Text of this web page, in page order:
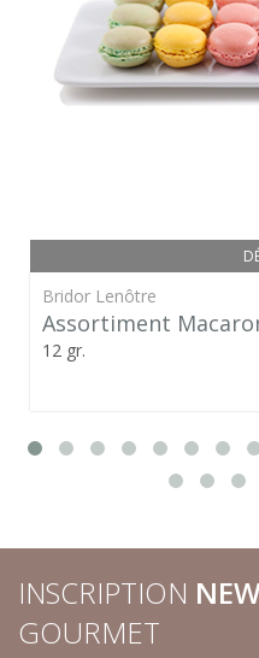
Bridor Lenôtre
Assortiment
12 gr.
INSCRIPTION
GOURMET